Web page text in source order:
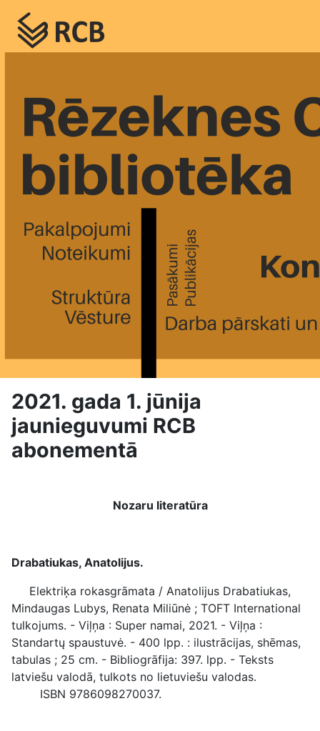
2021. gada 1. jūnija
jaunieguvumi RCB
abonementā
Nozaru literatūra
Drabatiukas, Anatolijus.
Elektriķa rokasgrāmata / Anatolijus Drabatiukas,
Mindaugas Lubys, Renata Miliūnė ; TOFT International
tulkojums. - Viļņa : Super namai, 2021. - Viļņa :
Standartų spaustuvė. - 400 lpp. : ilustrācijas, shēmas,
tabulas ; 25 cm. - Bibliogrāfija: 397. lpp. - Teksts
latviešu valodā, tulkots no lietuviešu valodas.
ISBN 9786098270037.